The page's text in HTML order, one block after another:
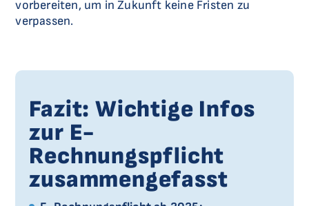
vorbereiten, um in Zukunft keine Fristen zu
verpassen.
Fazit: Wichtige Infos
zur E-
Rechnungspflicht
zusammengefasst